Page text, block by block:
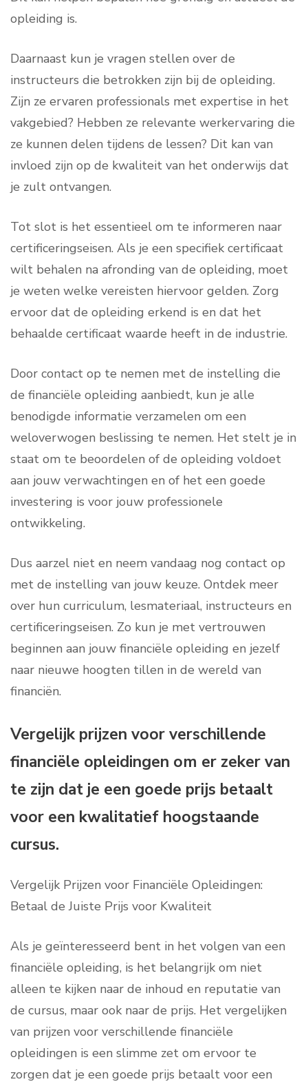
opleiding is.
Daarnaast kun je vragen stellen over de
instructeurs die betrokken zijn bij de opleiding.
Zijn ze ervaren professionals met expertise in het
vakgebied? Hebben ze relevante werkervaring die
ze kunnen delen tijdens de lessen? Dit kan van
invloed zijn op de kwaliteit van het onderwijs dat
je zult ontvangen.
Tot slot is het essentieel om te informeren naar
certificeringseisen. Als je een specifiek certificaat
wilt behalen na afronding van de opleiding, moet
je weten welke vereisten hiervoor gelden. Zorg
ervoor dat de opleiding erkend is en dat het
behaalde certificaat waarde heeft in de industrie.
Door contact op te nemen met de instelling die
de financiële opleiding aanbiedt, kun je alle
benodigde informatie verzamelen om een
weloverwogen beslissing te nemen. Het stelt je in
staat om te beoordelen of de opleiding voldoet
aan jouw verwachtingen en of het een goede
investering is voor jouw professionele
ontwikkeling.
Dus aarzel niet en neem vandaag nog contact op
met de instelling van jouw keuze. Ontdek meer
over hun curriculum, lesmateriaal, instructeurs en
certificeringseisen. Zo kun je met vertrouwen
beginnen aan jouw financiële opleiding en jezelf
naar nieuwe hoogten tillen in de wereld van
financiën.
Vergelijk prijzen voor verschillende
financiële opleidingen om er zeker van
te zijn dat je een goede prijs betaalt
voor een kwalitatief hoogstaande
cursus.
Vergelijk Prijzen voor Financiële Opleidingen:
Betaal de Juiste Prijs voor Kwaliteit
Als je geïnteresseerd bent in het volgen van een
financiële opleiding, is het belangrijk om niet
alleen te kijken naar de inhoud en reputatie van
de cursus, maar ook naar de prijs. Het vergelijken
van prijzen voor verschillende financiële
opleidingen is een slimme zet om ervoor te
zorgen dat je een goede prijs betaalt voor een